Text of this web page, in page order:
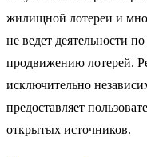
жилищной лотереи и
не ведет деятельности
продвижению лотерей.
исключительно
предоставляет
открытых источников.